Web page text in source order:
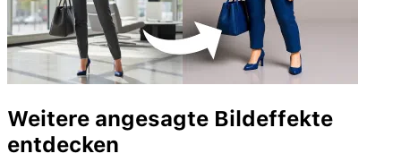
Weitere angesagte Bildeffekte
entdecken